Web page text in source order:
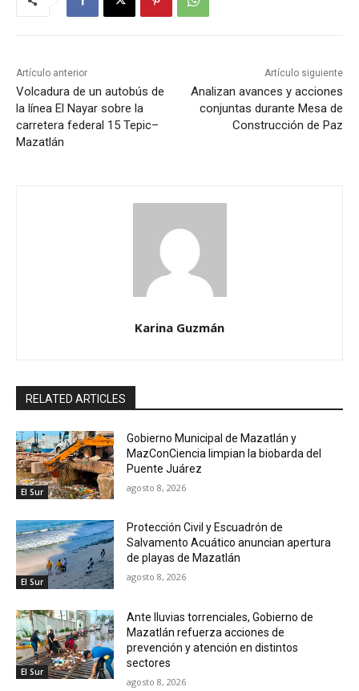
Artículo anterior
Volcadura de un autobús de
la línea El Nayar sobre la
carretera federal 15 Tepic–
Mazatlán
Artículo siguiente
Analizan avances y acciones
conjuntas durante Mesa de
Construcción de Paz
Karina Guzmán
RELATED ARTICLES
El Sur
Gobierno Municipal de Mazatlán y
MazConCiencia limpian la biobarda del
Puente Juárez
agosto 8, 2026
El Sur
Protección Civil y Escuadrón de
Salvamento Acuático anuncian apertura
de playas de Mazatlán
agosto 8, 2026
El Sur
Ante lluvias torrenciales, Gobierno de
Mazatlán refuerza acciones de
prevención y atención en distintos
sectores
agosto 8, 2026